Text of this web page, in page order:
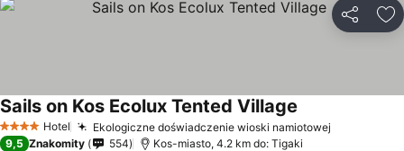
4 KategoriaHotel Ekologiczne doświadczenie wioski namiotowej
Sails on Kos Ecolux Tented Village
9,5 Znakomity 554 Kos-miasto, 4.2 km do: Tigaki